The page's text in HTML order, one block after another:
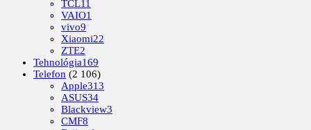
TCL11
VAIO1
vivo9
Xiaomi22
ZTE2
Tehnológia169
Telefon (2 106)
Apple313
ASUS34
Blackview3
CMF8